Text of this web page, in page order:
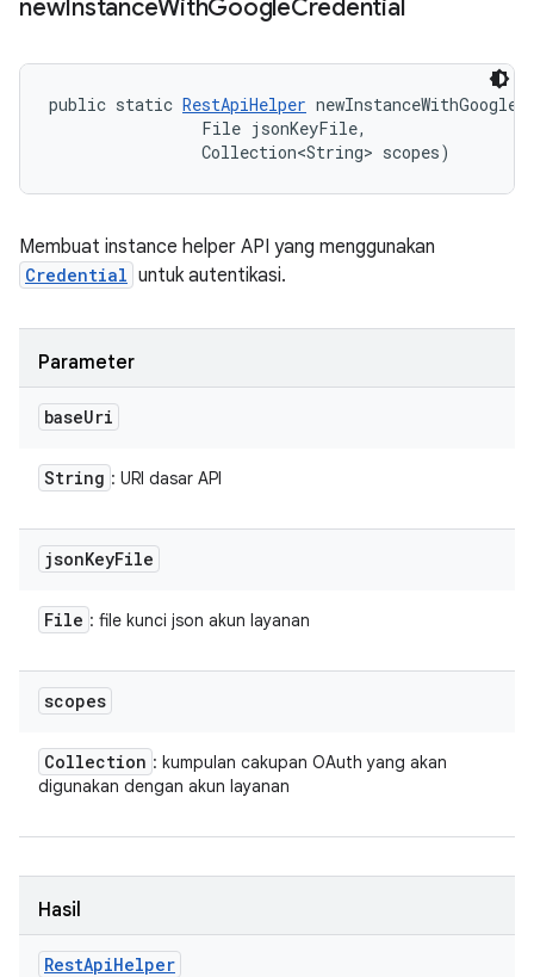
newInstanceWithGoogleCredential
public static RestApiHelper
                File jsonKeyFile,
                Collection<String> scopes)
Membuat instance helper API yang menggunakan
Credential untuk autentikasi.
Parameter
baseUri
String : URI dasar API
jsonKeyFile
File : file kunci json akun layanan
scopes
Collection : kumpulan cakupan OAuth yang akan
digunakan dengan akun layanan
Hasil
RestApiHelper